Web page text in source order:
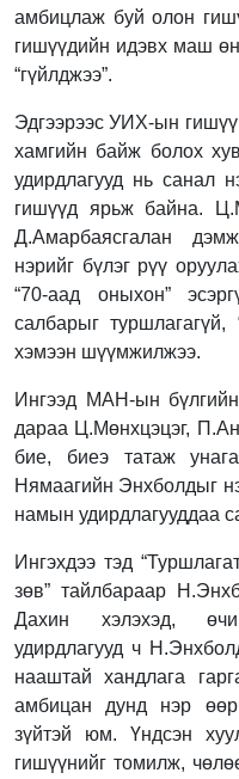
амбицлаж буй олон
гишүүдийн идэвх маш
“гүйлджээ”.
Эдгээрээс УИХ-ын
хамгийн байж болох
удирдлагууд нь санал
гишүүд ярьж байна.
Д.Амарбаясгалан
нэрийг бүлэг рүү
“70-аад оныхон”
салбарыг туршлагагүй,
хэмээн шүүмжилжээ.
Ингээд МАН-ын
дараа Ц.Мөнхцэцэг,
бие, биеэ татаж
Нямаагийн Энхболдыг
намын удирдлагууддаа
Ингэхдээ тэд
зөв” тайлбараар
Дахин хэлэхэд,
удирдлагууд ч
нааштай хандлага
амбицан дунд нэр
зүйтэй юм. Үндсэн
гишүүнийг томилж,